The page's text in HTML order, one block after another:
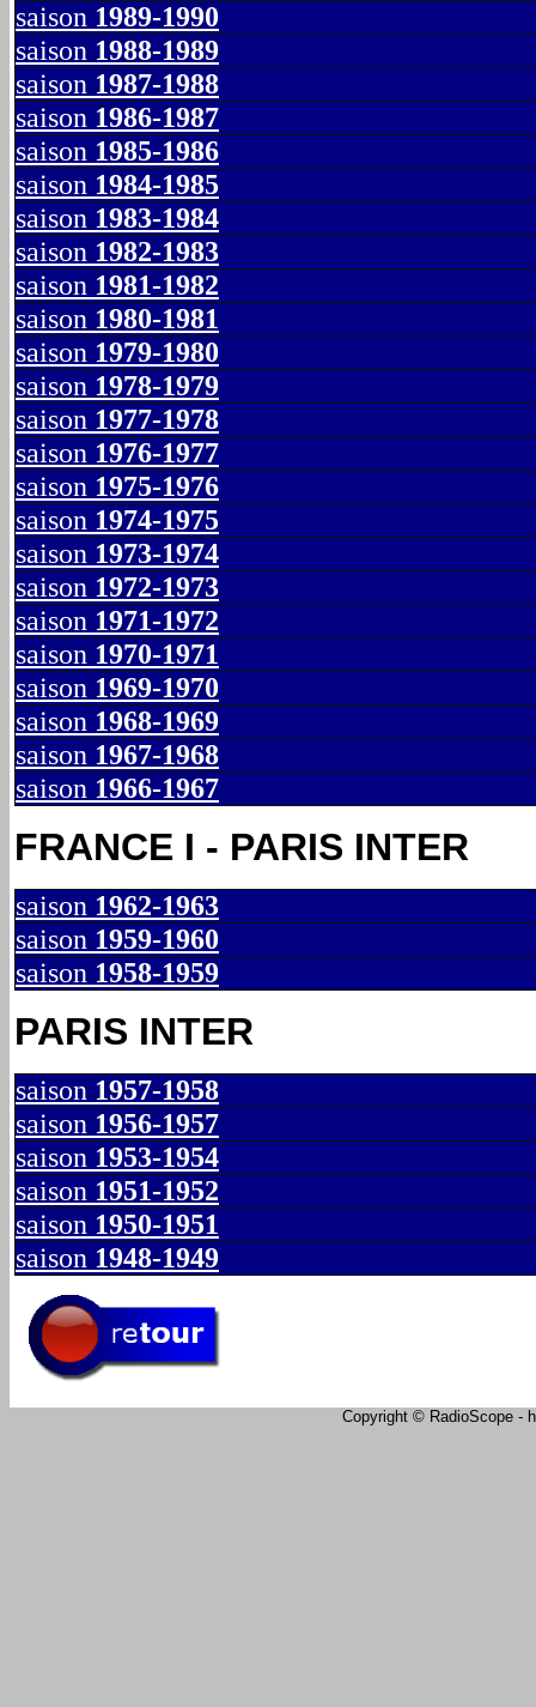
saison 1989-1990
saison 1988-1989
saison 1987-1988
saison 1986-1987
saison 1985-1986
saison 1984-1985
saison 1983-1984
saison 1982-1983
saison 1981-1982
saison 1980-1981
saison 1979-1980
saison 1978-1979
saison 1977-1978
saison 1976-1977
saison 1975-1976
saison 1974-1975
saison 1973-1974
saison 1972-1973
saison 1971-1972
saison 1970-1971
saison 1969-1970
saison 1968-1969
saison 1967-1968
saison 1966-1967
FRANCE I - PARIS INTER
saison 1962-1963
saison 1959-1960
saison 1958-1959
PARIS INTER
saison 1957-1958
saison 1956-1957
saison 1953-1954
saison 1951-1952
saison 1950-1951
saison 1948-1949
Copyright © RadioScope -